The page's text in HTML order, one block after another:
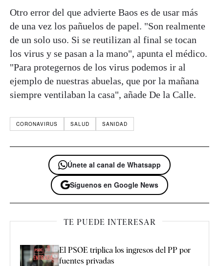
Otro error del que advierte Baos es de usar más
de una vez los pañuelos de papel. "Son realmente
de un solo uso. Si se reutilizan al final se tocan
los virus y se pasan a la mano", apunta el médico.
"Para protegernos de los virus podemos ir al
ejemplo de nuestras abuelas, que por la mañana
siempre ventilaban la casa", añade De la Calle.
CORONAVIRUS SALUD SANIDAD
Únete al canal de Whatsapp
Síguenos en Google News
TE PUEDE INTERESAR
El PSOE triplica los ingresos del PP por
fuentes privadas